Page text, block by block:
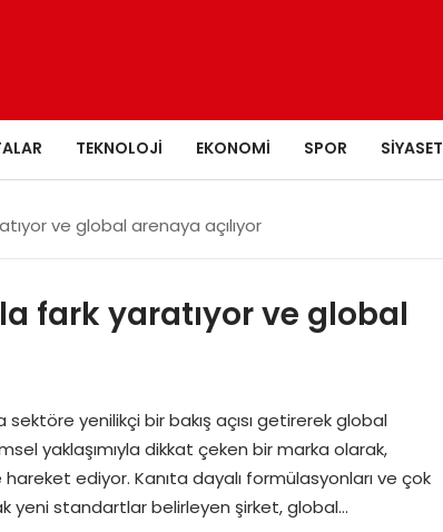
TEKNOLOJI EKONOMI SPOR SIYASET
ve global arenaya açılıyor
fark yaratıyor ve global
yenilikçi bir bakış açısı getirerek global
yaklaşımıyla dikkat çeken bir marka olarak,
hareket ediyor. Kanıta dayalı formülasyonları ve çok
yeni standartlar belirleyen şirket, global…